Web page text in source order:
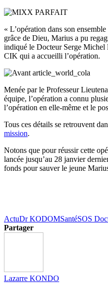
« L’opération dans son
grâce de Dieu, Marius a pu
indiqué le Docteur Serge
CIK qui a accueilli l’opération.
Menée par le Professeur
équipe, l’opération a connu
l’opération en elle-même et le
Tous ces détails se retrouvent
mission.
Notons que pour réussir cette
lancée jusqu’au 28 janvier
fonds pour sauver le jeune
ActuDr KODOMSantéSOS
Partager
Lazarre KONDO